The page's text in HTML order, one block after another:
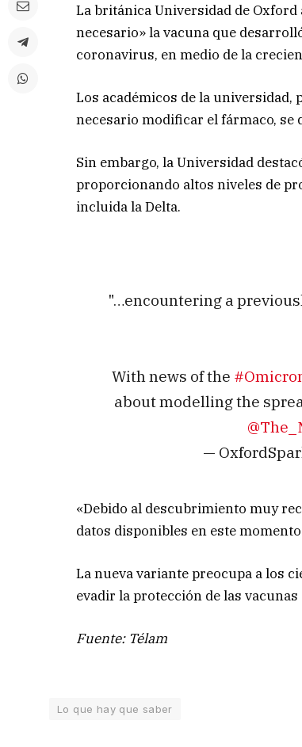
La británica Universidad de
necesario» la vacuna que
coronavirus, en medio de la
Los académicos de la
necesario modificar el fármaco, se
Sin embargo, la Universidad
proporcionando altos niveles de
incluida la Delta.
"…encountering a
With news of the
about modelling the
—
«Debido al descubrimiento muy
datos disponibles en este
La nueva variante preocupa a los
evadir la protección de las
Fuente: Télam
Lo que hay que saber